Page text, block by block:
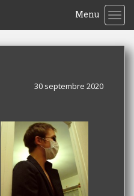
Menu
30 septembre 2020